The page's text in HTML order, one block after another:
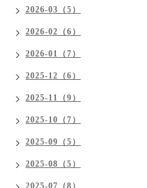
2026-03（5）
2026-02（6）
2026-01（7）
2025-12（6）
2025-11（9）
2025-10（7）
2025-09（5）
2025-08（5）